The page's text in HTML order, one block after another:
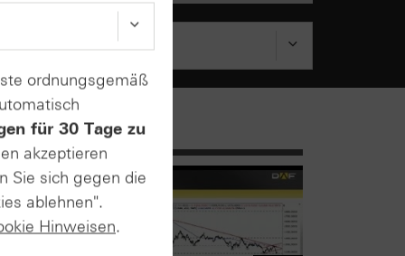
ordnungsgemäß
für 30 Tage zu
akzeptieren
Sie sich gegen die
ablehnen".
Hinweisen.